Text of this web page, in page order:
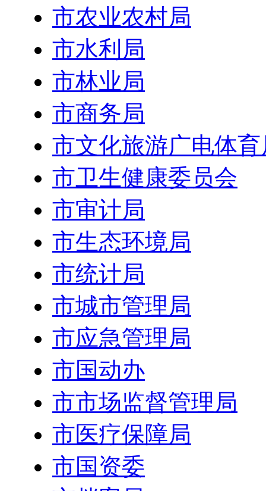
市农业农村局
市水利局
市林业局
市商务局
市文化旅游广电体育
市卫生健康委员会
市审计局
市生态环境局
市统计局
市城市管理局
市应急管理局
市国动办
市市场监督管理局
市医疗保障局
市国资委